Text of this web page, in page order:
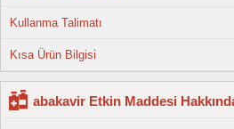
Kullanma Talimatı
Kısa Ürün Bilgisi
abakavir Etkin Maddesi